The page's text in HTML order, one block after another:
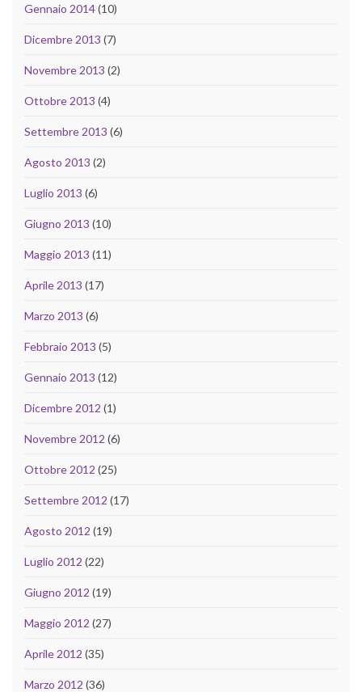
Gennaio 2014(10)
Dicembre 2013 (7)
Novembre 2013 (2)
Ottobre 2013 (4)
Settembre 2013 (6)
Agosto 2013 (2)
Luglio 2013 (6)
Giugno 2013 (10)
Maggio 2013 (11)
Aprile 2013 (17)
Marzo 2013 (6)
Febbraio 2013 (5)
Gennaio 2013 (12)
Dicembre 2012 (1)
Novembre 2012 (6)
Ottobre 2012 (25)
Settembre 2012 (17)
Agosto 2012 (19)
Luglio 2012 (22)
Giugno 2012 (19)
Maggio 2012 (27)
Aprile 2012 (35)
Marzo 2012 (36)